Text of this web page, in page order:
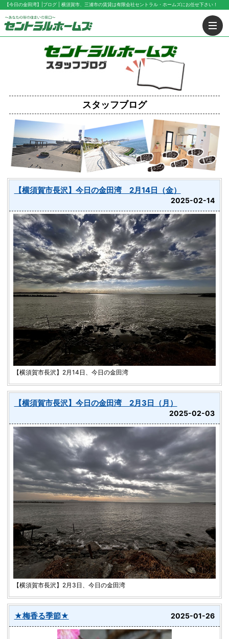
【今日の金田湾】|ブログ | 横須賀市、三浦市の賃貸は有限会社セントラル・ホームズにお任せ下さい！
スタッフブログ
【横須賀市長沢】今日の金田湾 2月14日（金）
2025-02-14
【横須賀市長沢】2月14日、今日の金田湾
【横須賀市長沢】今日の金田湾 2月3日（月）
2025-02-03
【横須賀市長沢】2月3日、今日の金田湾
★梅香る季節★ 2025-01-26